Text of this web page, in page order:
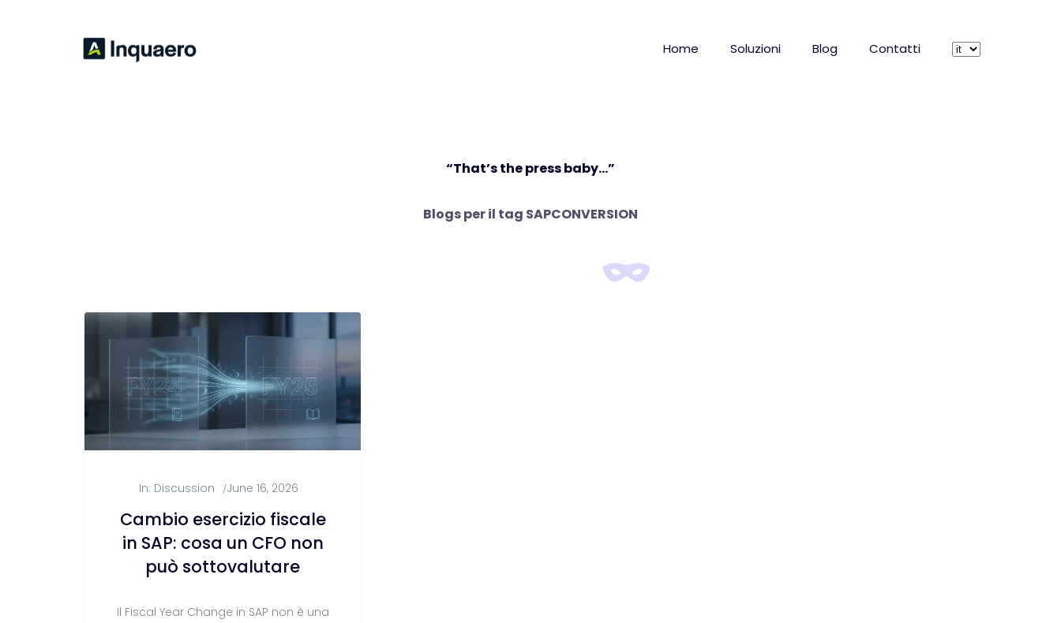
Home Soluzioni Blog Contatti
“That’s the press baby…”
Blogs per il tag SAPCONVERSION
In: Discussion /June 16, 2026
Cambio esercizio fiscale
in SAP: cosa un CFO non
può sottovalutare
Il Fiscal Year Change in SAP non è una